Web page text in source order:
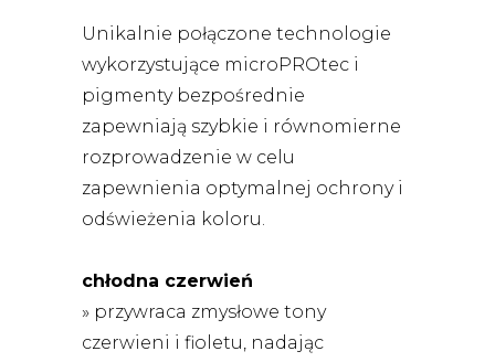
Unikalnie połączone technologie
wykorzystujące microPROtec i
pigmenty bezpośrednie
zapewniają szybkie i równomierne
rozprowadzenie w celu
zapewnienia optymalnej ochrony i
odświeżenia koloru.
chłodna czerwień
» przywraca zmysłowe tony
czerwieni i fioletu, nadając